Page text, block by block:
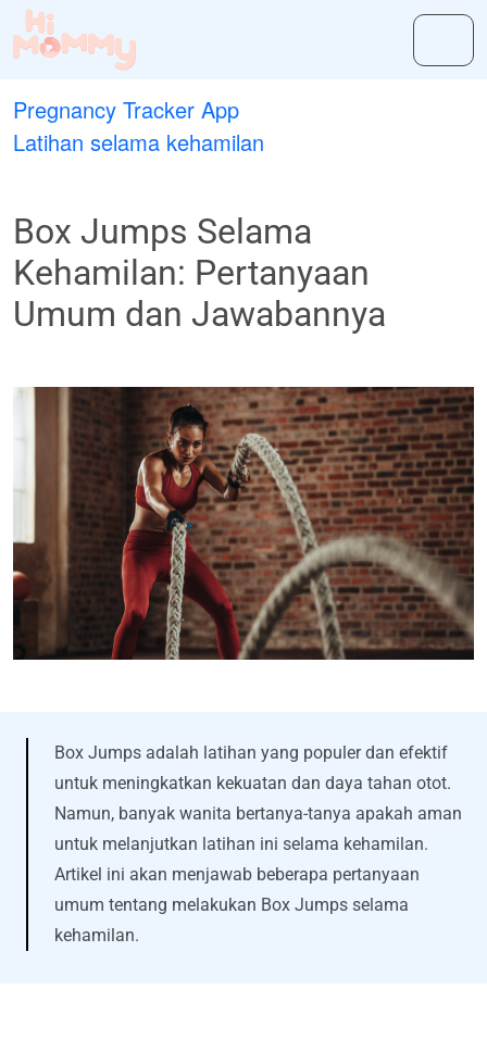
Pregnancy Tracker App
Latihan selama kehamilan
Box Jumps Selama
Kehamilan: Pertanyaan
Umum dan Jawabannya
Box Jumps adalah latihan yang populer dan efektif
untuk meningkatkan kekuatan dan daya tahan otot.
Namun, banyak wanita bertanya-tanya apakah aman
untuk melanjutkan latihan ini selama kehamilan.
Artikel ini akan menjawab beberapa pertanyaan
umum tentang melakukan Box Jumps selama
kehamilan.